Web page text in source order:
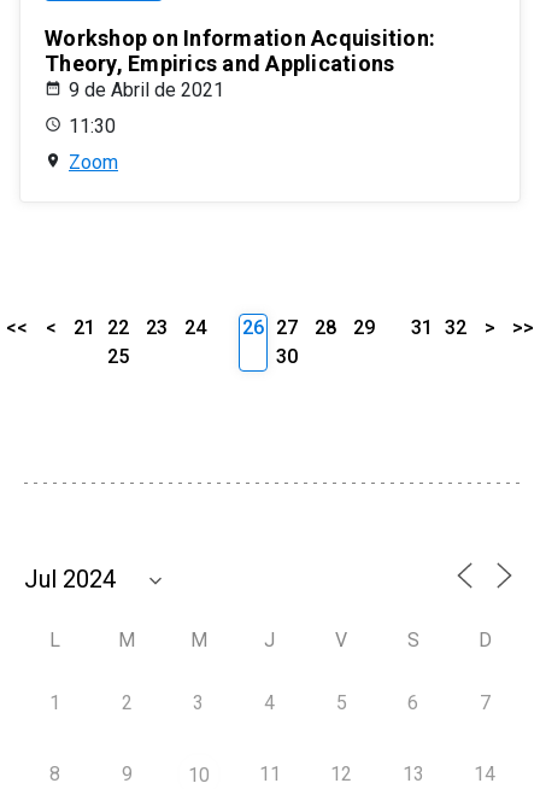
Workshop on Information Acquisition:
Theory, Empirics and Applications
9 de Abril de 2021
11:30
Zoom
<< < 21 22 23
24
25
26 27 28
29
30
31 32 > >>
L M M J V S D
1 2 3 4 5 6 7
8 9 10 11 12 13 14